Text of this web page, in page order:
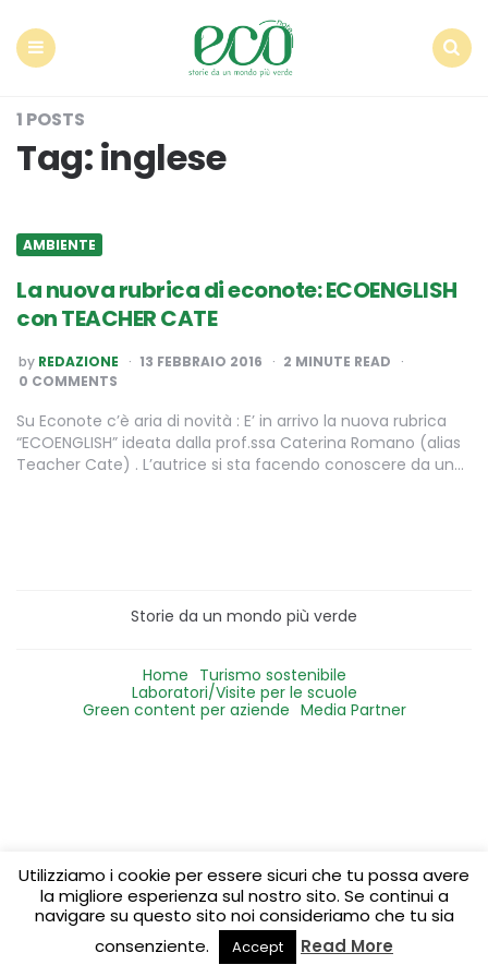
1 POSTS
Tag:inglese
AMBIENTE
La nuova rubrica di econote: ECOENGLISH
con TEACHER CATE
POSTED
BY
by REDAZIONE 13 FEBBRAIO 2016 2 MINUTE READ
0 COMMENTS
Su Econote c’è aria di novità : E’ in arrivo la nuova rubrica
“ECOENGLISH” ideata dalla prof.ssa Caterina Romano (alias
Teacher Cate) . L’autrice si sta facendo conoscere da un…
Storie da un mondo più verde
Home Turismo sostenibile
Laboratori/Visite per le scuole
Green content per aziende Media Partner
Utilizziamo i cookie per essere sicuri che tu possa avere
la migliore esperienza sul nostro sito. Se continui a
navigare su questo sito noi consideriamo che tu sia
consenziente.
Accept Read More